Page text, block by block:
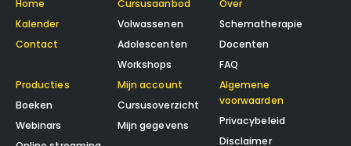
Home
Kalender
Contact
Cursusaanbod
Volwassenen
Adolescenten
Workshops
Over
Schematherapie
Docenten
FAQ
Producties
Boeken
Webinars
Mijn account
Cursusoverzicht
Mijn gegevens
Algemene
voorwaarden
Privacybeleid
Disclaimer